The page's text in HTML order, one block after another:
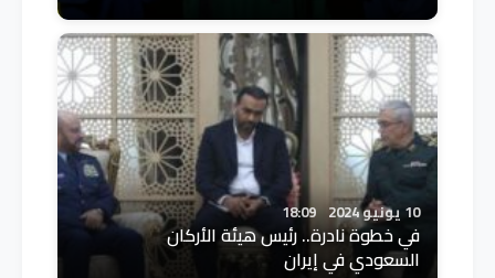
10 يونيو 2024 18:09
في خطوة نادرة.. رئيس هيئة الأركان
السعودي في إيران